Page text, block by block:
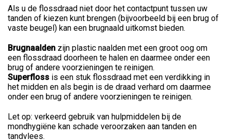
Als u de flossdraad niet door het contactpunt tussen uw
tanden of kiezen kunt brengen (bijvoorbeeld bij een brug of
vaste beugel) kan een brugnaald uitkomst bieden.
Brugnaalden zijn plastic naalden met een groot oog om
een flossdraad doorheen te halen en daarmee onder een
brug of andere voorzieningen te reinigen.
Superfloss is een stuk flossdraad met een verdikking in
het midden en als begin is de draad verhard om daarmee
onder een brug of andere voorzieningen te reinigen.
Let op: verkeerd gebruik van hulpmiddelen bij de
mondhygiëne kan schade veroorzaken aan tanden en
tandvlees.